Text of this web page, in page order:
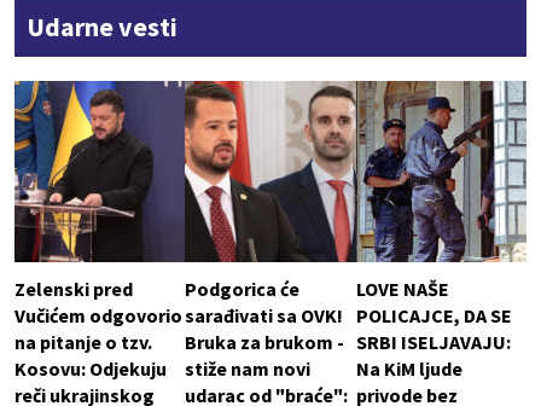
Udarne vesti
Zelenski pred
Vučićem odgovorio
na pitanje o tzv.
Kosovu: Odjekuju
reči ukrajinskog
Podgorica će
sarađivati sa OVK!
Bruka za brukom -
stiže nam novi
udarac od "braće":
LOVE NAŠE
POLICAJCE, DA SE
SRBI ISELJAVAJU:
Na KiM ljude
privode bez